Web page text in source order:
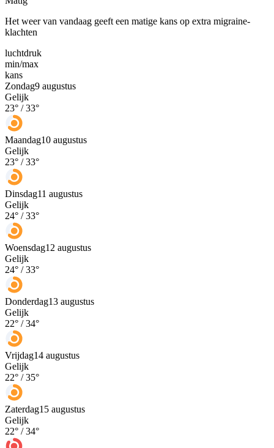
Het weer van vandaag geeft een matige kans op extra migraine-
klachten
luchtdruk
min/max
kans
Zondag9 augustus
Gelijk
23° /33°
Maandag10 augustus
Gelijk
23° /33°
Dinsdag11 augustus
Gelijk
24° /33°
Woensdag12 augustus
Gelijk
24° /33°
Donderdag13 augustus
Gelijk
22° /34°
Vrijdag14 augustus
Gelijk
22° /35°
Zaterdag15 augustus
Gelijk
22° /34°